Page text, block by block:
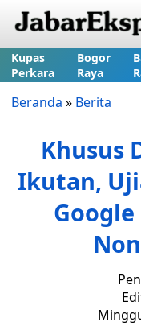
Kupas
Perkara
Bogor
Raya
Beranda » Berita
Khusus
Ikutan,